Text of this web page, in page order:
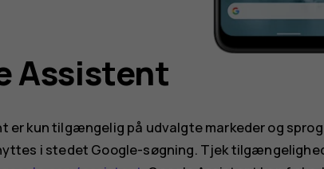
Assistent
er kun tilgængelig på udvalgte markeder og
i stedet Google-søgning. Tjek